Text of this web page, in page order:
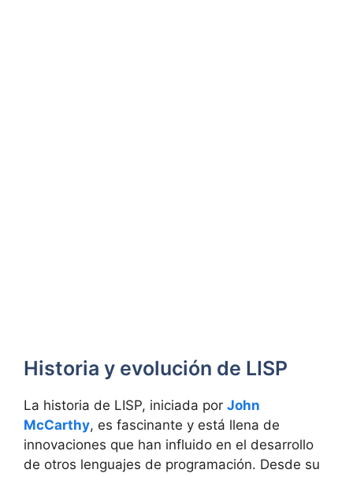
Historia y evolución de LISP
La historia de LISP, iniciada por John
McCarthy, es fascinante y está llena de
innovaciones que han influido en el desarrollo
de otros lenguajes de programación. Desde su